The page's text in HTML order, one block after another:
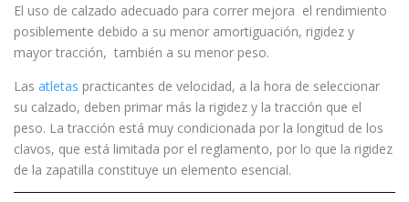
El uso de calzado adecuado para correr mejora el rendimiento
posiblemente debido a su menor amortiguación, rigidez y
mayor tracción, también a su menor peso.
Las atletas practicantes de velocidad, a la hora de seleccionar
su calzado, deben primar más la rigidez y la tracción que el
peso. La tracción está muy condicionada por la longitud de los
clavos, que está limitada por el reglamento, por lo que la rigidez
de la zapatilla constituye un elemento esencial.